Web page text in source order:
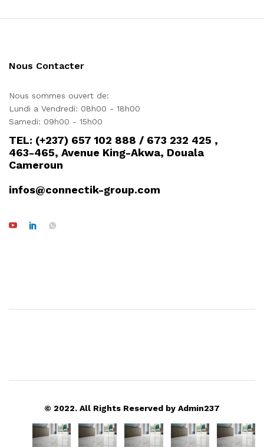
Nous Contacter
Nous sommes ouvert de:
Lundi a Vendredi: 08h00 - 18h00
Samedi: 09h00 - 15h00
TEL: (+237) 657 102 888 / 673 232 425 ,
463-465, Avenue King-Akwa, Douala
Cameroun
infos@connectik-group.com
© 2022. All Rights Reserved by Admin237